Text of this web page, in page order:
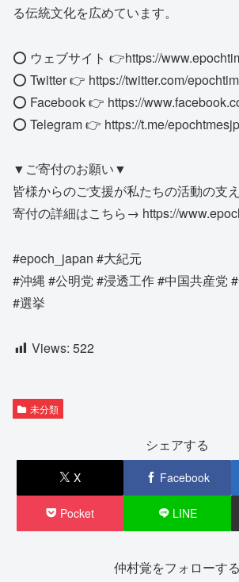
る伝統文化を広めています。
⭕️ ウェブサイト 👉https://
⭕️ Twitter 👉 https://twitter.com/
⭕️ Facebook 👉 https://
⭕️ Telegram 👉 https://t.me/epochtmesjp
▼ご寄付のお願い▼
皆様からのご支援が私たちの活動の支
寄付の詳細はこちら→ https://
#epoch_japan #大紀元
#沖縄 #公明党 #浸透工作 #中国共産党
#選挙
Views: 522
未分類
シェアする
X Facebook
Pocket LINE
仲村覚をフォローする